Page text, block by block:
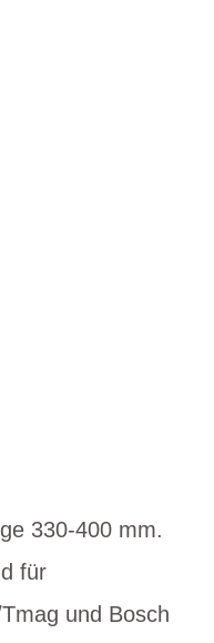
330-400 mm.
für
und Bosch